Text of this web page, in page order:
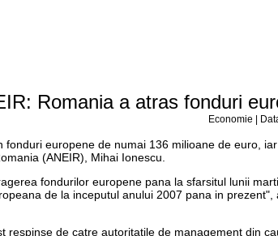
Romania a atras fonduri
Economie |
europene de numai 136 milioane de euro,
(ANEIR), Mihai Ionescu.
fondurilor europene pana la sfarsitul lunii
de la inceputul anului 2007 pana in
respinse de catre autoritatile de management din